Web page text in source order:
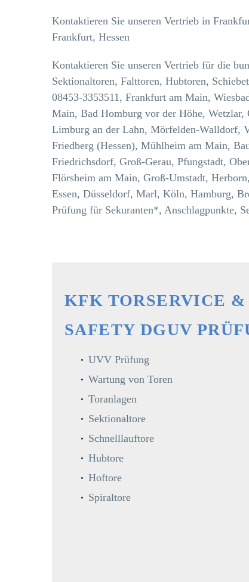
Kontaktieren Sie unseren Vertrieb in
Frankfurt, Hessen
Kontaktieren Sie unseren Vertrieb für die
Sektionaltoren, Falttoren, Hubtoren,
08453-3353511, Frankfurt am Main,
Main, Bad Homburg vor der Höhe, Wetzlar,
Limburg an der Lahn, Mörfelden-Walldorf,
Friedberg (Hessen), Mühlheim am Main,
Friedrichsdorf, Groß-Gerau, Pfungstadt,
Flörsheim am Main, Groß-Umstadt,
Essen, Düsseldorf, Marl, Köln, Hamburg,
Prüfung für Sekuranten*, Anschlagpunkte,
KFK TORSERVICE
SAFETY DGUV
UVV Prüfung
Wartung von Toren
Toranlagen
Sektionaltore
Schnelllauftore
Hubtore
Hoftore
Spiraltore